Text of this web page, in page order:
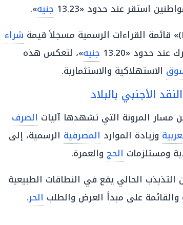
استقر عند حدود «13.23 جنيه».
شراء
عند حدود «13.20 جنيه»، لتعكس هذه
الاستهلاكية والاستثمارية.
الأجنبي بالبلاد
مسار المرونة التي تشهدها آليات الصرف
وزيادة الموارد المصرفية الرسمية، إلى
ومستلزمات الحج والعمرة.
التذبذب الحالي يقع في النطاقات الطبيعية
والقائمة على مبدأ العرض والطلب الحر.